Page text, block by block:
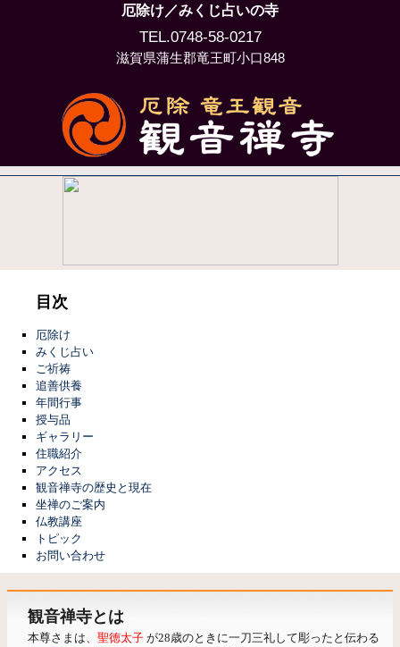
厄除け／みくじ占いの寺
TEL.0748-58-0217
滋賀県蒲生郡竜王町小口848
目次
厄除け
みくじ占い
ご祈祷
追善供養
年間行事
授与品
ギャラリー
住職紹介
アクセス
観音禅寺の歴史と現在
坐禅のご案内
仏教講座
トピック
お問い合わせ
観音禅寺とは
本尊さまは、 聖徳太子 が28歳のときに一刀三礼して彫ったと伝わる